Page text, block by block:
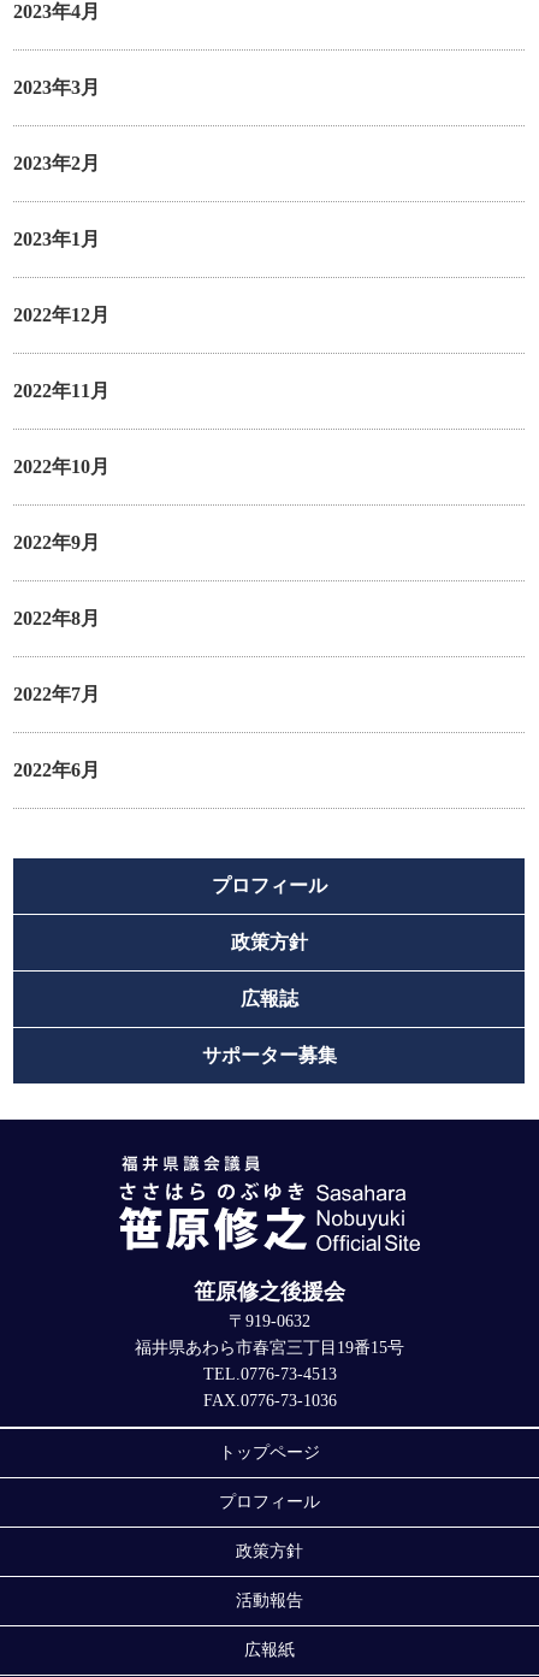
2023年4月
2023年3月
2023年2月
2023年1月
2022年12月
2022年11月
2022年10月
2022年9月
2022年8月
2022年7月
2022年6月
プロフィール
政策方針
広報誌
サポーター募集
笹原修之後援会
〒919-0632
福井県あわら市春宮三丁目19番15号
TEL.0776-73-4513
FAX.0776-73-1036
トップページ
プロフィール
政策方針
活動報告
広報紙